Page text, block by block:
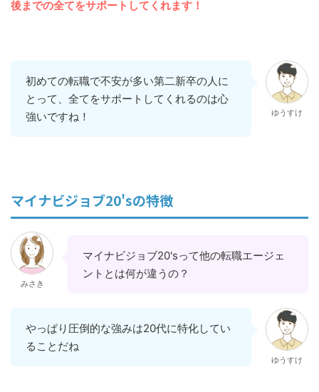
後までの全てをサポートしてくれます！
初めての転職で不安が多い第二新卒の人に
とって、全てをサポートしてくれるのは心
強いですね！
ゆうすけ
マイナビジョブ20'sの特徴
みさき
マイナビジョブ20'sって他の転職エージェ
ントとは何が違うの？
やっぱり圧倒的な強みは20代に特化してい
ることだね
ゆうすけ